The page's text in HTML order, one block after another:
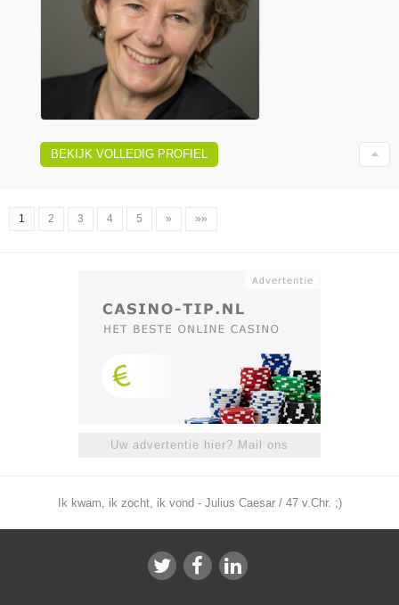
BEKIJK VOLLEDIG PROFIEL
1 2 3 4 5 » »»
Uw advertentie hier? Mail ons
Ik kwam, ik zocht, ik vond - Julius Caesar / 47 v.Chr. ;)